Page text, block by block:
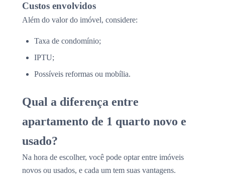
Custos envolvidos
Além do valor do imóvel, considere:
Taxa de condomínio;
IPTU;
Possíveis reformas ou mobília.
Qual a diferença entre
apartamento de 1 quarto novo e
usado?
Na hora de escolher, você pode optar entre imóveis
novos ou usados, e cada um tem suas vantagens.